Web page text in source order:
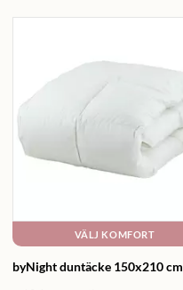
VÄLJ KOMFORT
byNight duntäcke 150x210 cm